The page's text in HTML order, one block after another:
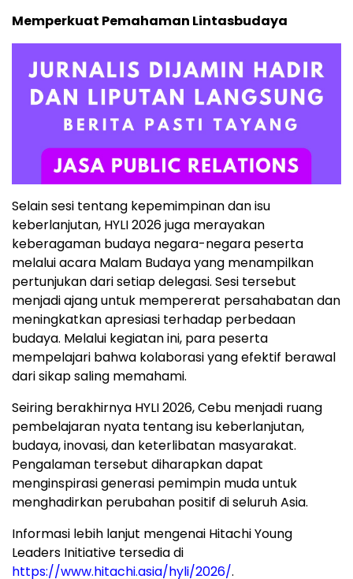
Memperkuat Pemahaman Lintasbudaya
Selain sesi tentang kepemimpinan dan isu
keberlanjutan, HYLI 2026 juga merayakan
keberagaman budaya negara-negara peserta
melalui acara Malam Budaya yang menampilkan
pertunjukan dari setiap delegasi. Sesi tersebut
menjadi ajang untuk mempererat persahabatan dan
meningkatkan apresiasi terhadap perbedaan
budaya. Melalui kegiatan ini, para peserta
mempelajari bahwa kolaborasi yang efektif berawal
dari sikap saling memahami.
Seiring berakhirnya HYLI 2026, Cebu menjadi ruang
pembelajaran nyata tentang isu keberlanjutan,
budaya, inovasi, dan keterlibatan masyarakat.
Pengalaman tersebut diharapkan dapat
menginspirasi generasi pemimpin muda untuk
menghadirkan perubahan positif di seluruh Asia.
Informasi lebih lanjut mengenai Hitachi Young
Leaders Initiative tersedia di
https://www.hitachi.asia/hyli/2026/.